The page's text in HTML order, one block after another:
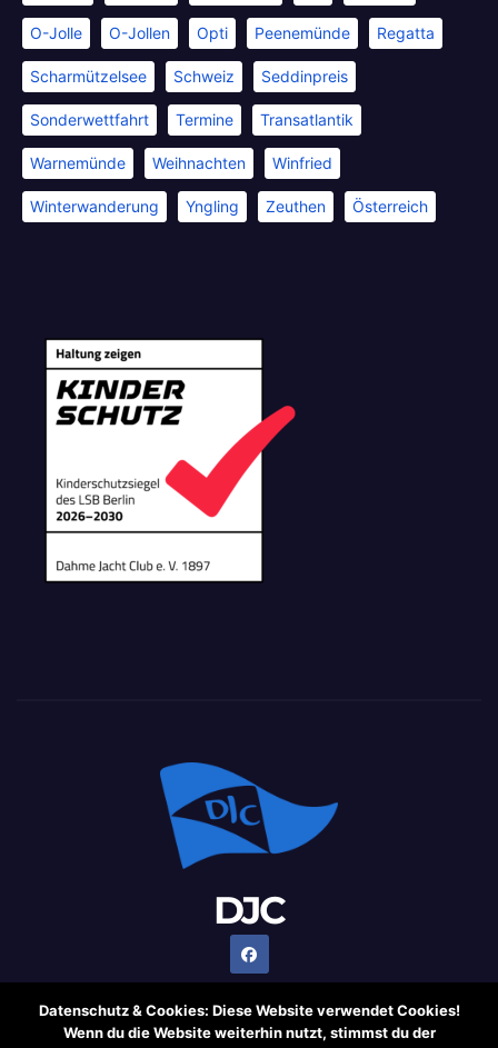
O-Jolle O-Jollen Opti Peenemünde Regatta
Scharmützelsee Schweiz Seddinpreis
Sonderwettfahrt Termine Transatlantik
Warnemünde Weihnachten Winfried
Winterwanderung Yngling Zeuthen Österreich
DJC
Datenschutz & Cookies: Diese Website verwendet Cookies!
Wenn du die Website weiterhin nutzt, stimmst du der